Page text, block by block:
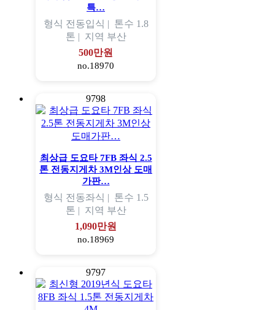
특…
형식 전동입식 | 톤수 1.8
톤 | 지역 부산
500만원
no.18970
9798
최상급 도요타 7FB 좌식 2.5
톤 전동지게차 3M인상 도매
가판…
형식 전동좌식 | 톤수 1.5
톤 | 지역 부산
1,090만원
no.18969
9797